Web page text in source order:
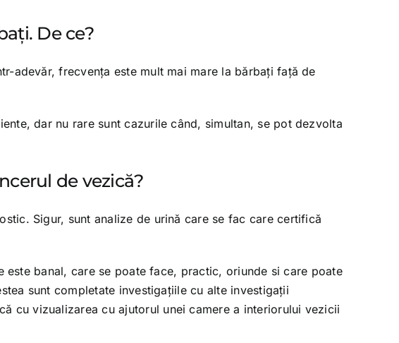
De ce?
adevăr, frecvenţa este mult mai mare la bărbaţi faţă de
dar nu rare sunt cazurile când, simultan, se pot dezvolta
de vezică?
Sigur, sunt analize de urină care se fac care certifică
banal, care se poate face, practic, oriunde si care poate
sunt completate investigaţiile cu alte investigaţii
cu vizualizarea cu ajutorul unei camere a interiorului vezicii